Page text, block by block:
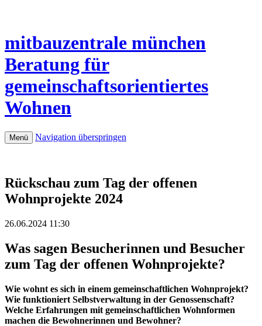
mitbauzentrale münchen
Beratung für
gemeinschaftsorientiertes
Wohnen
Menü Navigation überspringen
Rückschau zum Tag der offenen
Wohnprojekte 2024
26.06.2024 11:30
Was sagen Besucherinnen und Besucher
zum Tag der offenen Wohnprojekte?
Wie wohnt es sich in einem gemeinschaftlichen Wohnprojekt?
Wie funktioniert Selbstverwaltung in der Genossenschaft?
Welche Erfahrungen mit gemeinschaftlichen Wohnformen
machen die Bewohnerinnen und Bewohner?